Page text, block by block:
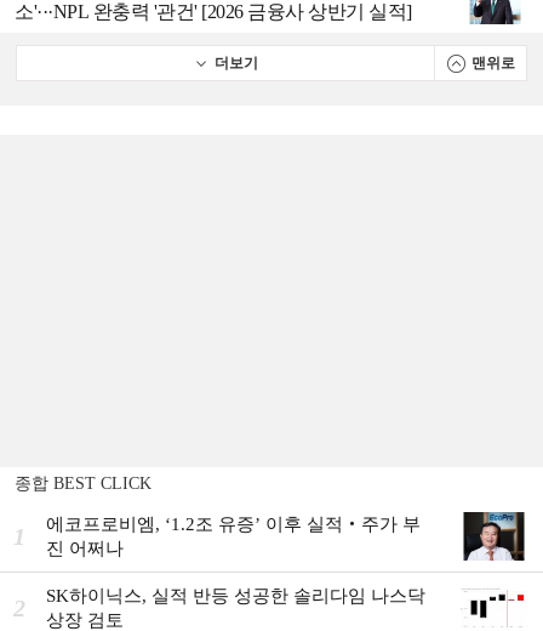
소'···NPL 완충력 '관건' [2026 금융사 상반기 실적]
더보기 맨위로
종합 BEST CLICK
1
에코프로비엠, ‘1.2조 유증’ 이후 실적‧주가 부
진 어쩌나
2
SK하이닉스, 실적 반등 성공한 솔리다임 나스닥
상장 검토